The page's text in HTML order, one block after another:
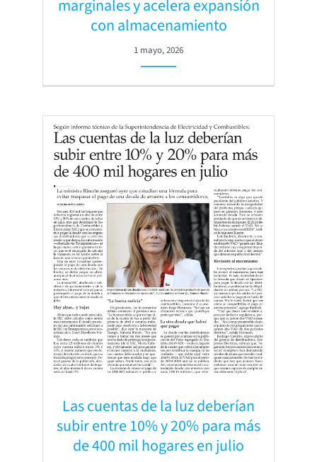
marginales y acelera expansión
con almacenamiento
1 mayo, 2026
Las cuentas de la luz deberían
subir entre 10% y 20% para más
de 400 mil hogares en julio